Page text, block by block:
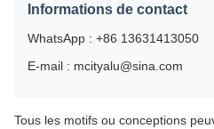
Informations de contact
WhatsApp : +86 13631413050
E-mail : mcityalu@sina.com
Tous les motifs ou conceptions